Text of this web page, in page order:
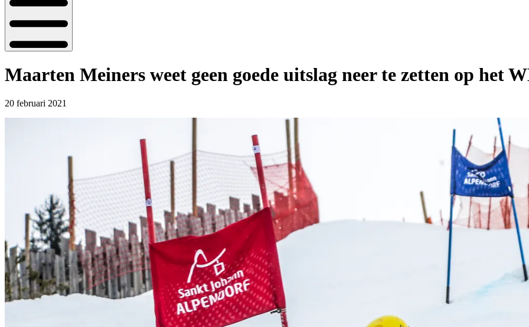
Maarten Meiners weet geen goede uitslag neer te zetten op het
20 februari 2021